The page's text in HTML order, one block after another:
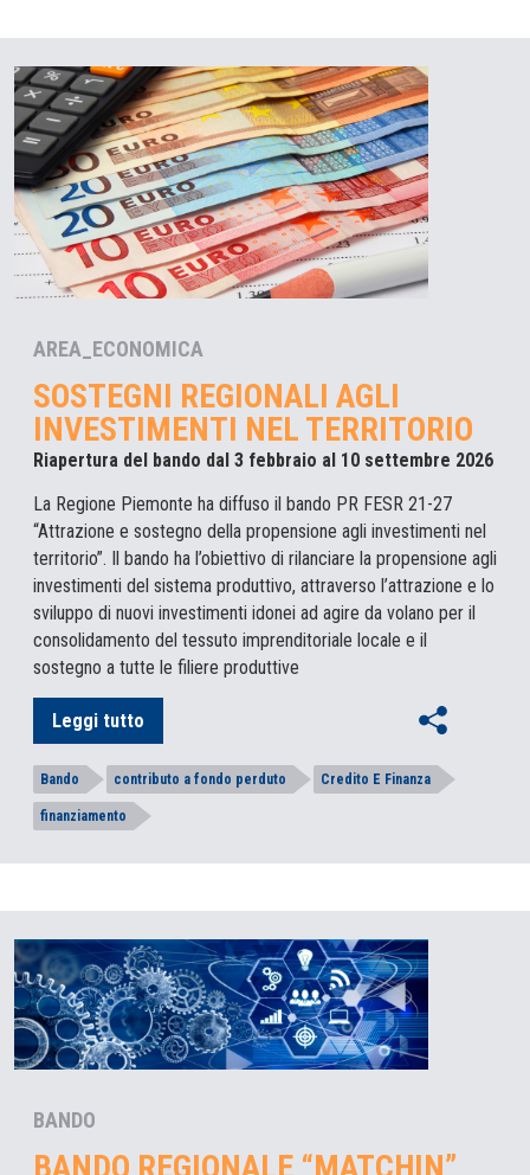
AREA_ECONOMICA
SOSTEGNI REGIONALI AGLI
INVESTIMENTI NEL TERRITORIO
Riapertura del bando dal 3 febbraio al 10 settembre 2026
La Regione Piemonte ha diffuso il bando PR FESR 21-27
“Attrazione e sostegno della propensione agli investimenti nel
territorio”. Il bando ha l’obiettivo di rilanciare la propensione agli
investimenti del sistema produttivo, attraverso l’attrazione e lo
sviluppo di nuovi investimenti idonei ad agire da volano per il
consolidamento del tessuto imprenditoriale locale e il
sostegno a tutte le filiere produttive
Leggi tutto
Bando contributo a fondo perduto Credito E Finanza
finanziamento
BANDO
BANDO REGIONALE “MATCHIN”,